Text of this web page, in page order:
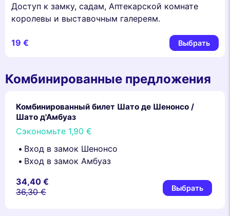
Доступ к замку, садам, Аптекарской комнате
королевы и выставочным галереям.
19 € Выбрать
Комбинированные предложения
Комбинированный билет Шато де Шенонсо /
Шато д'Амбуаз
Сэкономьте 1,90 €
Вход в замок Шенонсо
Вход в замок Амбуаз
34,40 €
36,30 €
Выбрать